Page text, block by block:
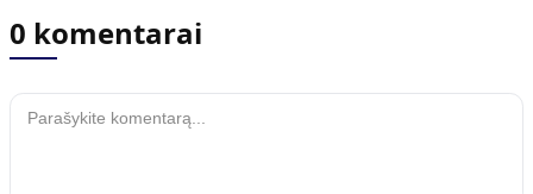
0 komentarai